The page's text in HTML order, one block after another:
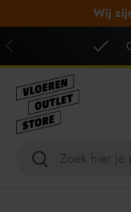
GA NAAR INHOUD
Wij
VORIGE
Zoeken
Zoeken